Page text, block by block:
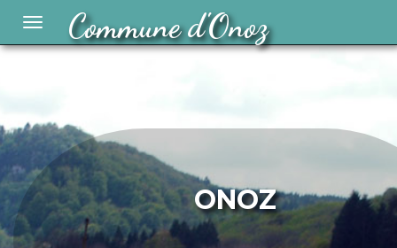
Toggle
navigation
Commune d'Onoz
ONOZ